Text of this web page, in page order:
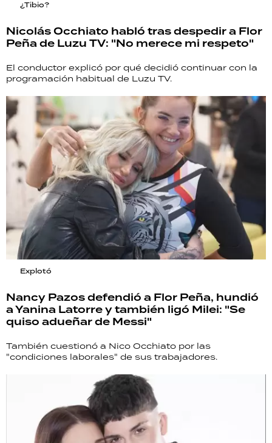
¿Tibio?
Nicolás Occhiato habló tras despedir a Flor
Peña de Luzu TV: "No merece mi respeto"
El conductor explicó por qué decidió continuar con la
programación habitual de Luzu TV.
Explotó
Nancy Pazos defendió a Flor Peña, hundió
a Yanina Latorre y también ligó Milei: "Se
quiso adueñar de Messi"
También cuestionó a Nico Occhiato por las
"condiciones laborales" de sus trabajadores.